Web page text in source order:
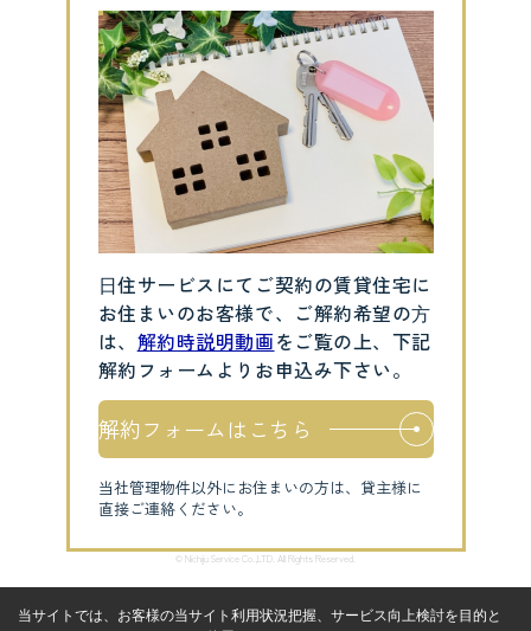
⽇住サービスにてご契約の賃貸住宅に
お住まいのお客様で、ご解約希望の⽅
は、 解約時説明動画をご覧の上、下記
解約フォームよりお申込み下さい。
解約フォームはこちら
当社管理物件以外にお住まいの方は、貸主様に
直接ご連絡ください。
© Nichiju Service Co.,LTD. All Rights Reserved.
当サイトでは、お客様の当サイト利用状況把握、サービス向上検討を目的と